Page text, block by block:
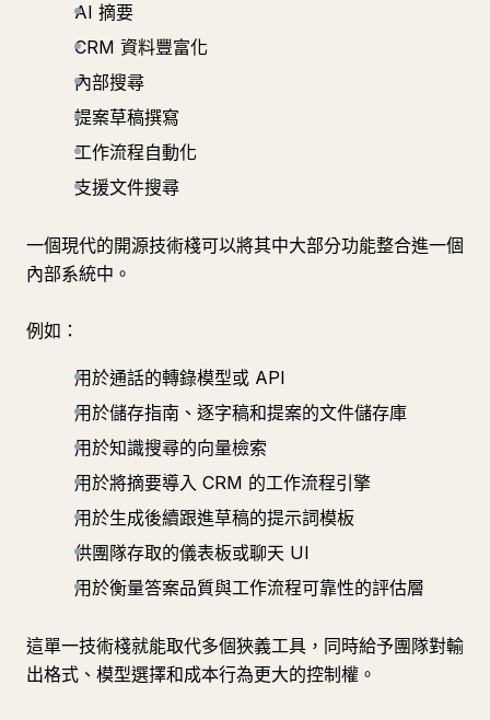
AI 摘要
CRM 資料豐富化
內部搜尋
提案草稿撰寫
工作流程自動化
支援文件搜尋
一個現代的開源技術棧可以將其中大部分功能整合進一個
內部系統中。
例如：
用於通話的轉錄模型或 API
用於儲存指南、逐字稿和提案的文件儲存庫
用於知識搜尋的向量檢索
用於將摘要導入 CRM 的工作流程引擎
用於生成後續跟進草稿的提示詞模板
供團隊存取的儀表板或聊天 UI
用於衡量答案品質與工作流程可靠性的評估層
這單一技術棧就能取代多個狹義工具，同時給予團隊對輸
出格式、模型選擇和成本行為更大的控制權。